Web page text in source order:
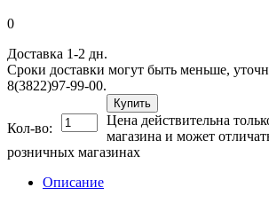
0
Доставка 1-2 дн.
Сроки доставки могут быть меньше,
8(3822)97-99-00.
Кол-во:
Купить
Цена действительна
магазина и может
розничных магазинах
Описание